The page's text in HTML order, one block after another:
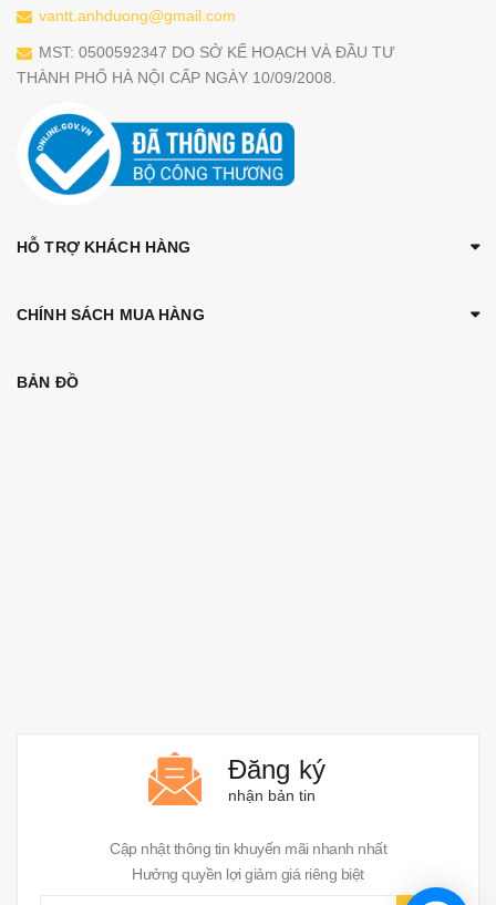
vantt.anhduong@gmail.com
MST: 0500592347 DO SỞ KẾ HOẠCH VÀ ĐẦU TƯ
THÀNH PHỐ HÀ NỘI CẤP NGÀY 10/09/2008.
HỖ TRỢ KHÁCH HÀNG
CHÍNH SÁCH MUA HÀNG
BẢN ĐỒ
Đăng ký
nhận bản tin
Cập nhật thông tin khuyến mãi nhanh nhất
Hưởng quyền lợi giảm giá riêng biệt